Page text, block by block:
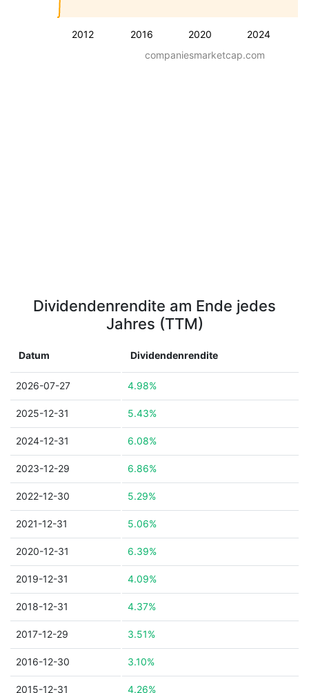
2012 2016 2020 2024
companiesmarketcap.com
Dividendenrendite am Ende jedes
Jahres (TTM)
Datum Dividendenrendite
2026-07-27 4.98%
2025-12-31 5.43%
2024-12-31 6.08%
2023-12-29 6.86%
2022-12-30 5.29%
2021-12-31 5.06%
2020-12-31 6.39%
2019-12-31 4.09%
2018-12-31 4.37%
2017-12-29 3.51%
2016-12-30 3.10%
2015-12-31 4.26%